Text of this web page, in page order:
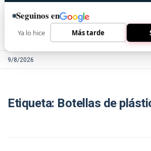
9/8/2026
Etiqueta: Botellas de
Seguinos en
Ya lo hice Más tarde